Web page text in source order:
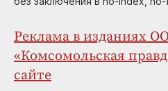
Реклама в изданиях
«Комсомольская
сайте